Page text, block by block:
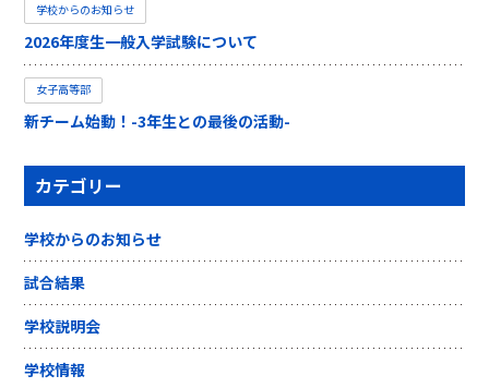
学校からのお知らせ
2026年度生一般入学試験について
女子高等部
新チーム始動！-3年生との最後の活動-
カテゴリー
学校からのお知らせ
試合結果
学校説明会
学校情報